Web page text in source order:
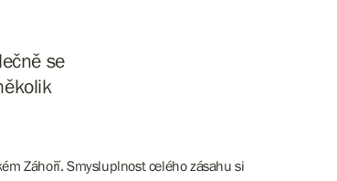
se
Záhoří. Smysluplnost celého zásahu si